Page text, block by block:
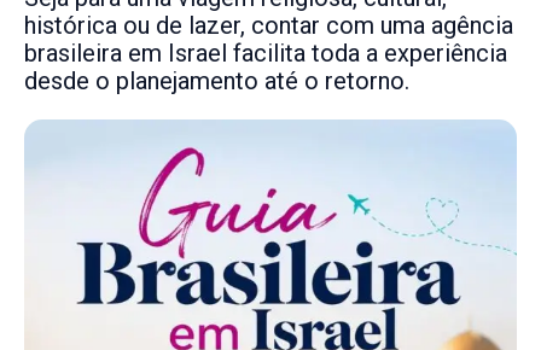
histórica ou de lazer, contar com uma agência
brasileira em Israel facilita toda a experiência
desde o planejamento até o retorno.